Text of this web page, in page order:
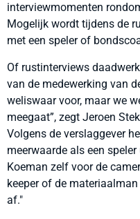
interviewmomenten
Mogelijk wordt tijdens de
met een speler of
Of rustinterviews
van de medewerking van
weliswaar voor, maar we
meegaat”, zegt Jeroen
Volgens de verslaggever
meerwaarde als een
Koeman zelf voor de
keeper of de
af."